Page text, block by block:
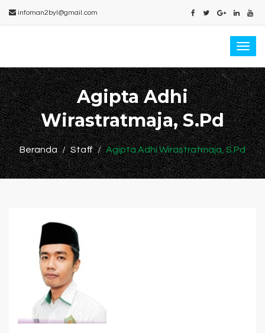
infoman2byl@gmail.com
Agipta Adhi
Wirastratmaja, S.Pd
Beranda Staff Agipta Adhi Wirastratmaja, S.Pd